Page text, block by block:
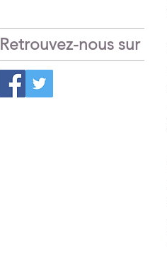
Retrouvez-nous sur